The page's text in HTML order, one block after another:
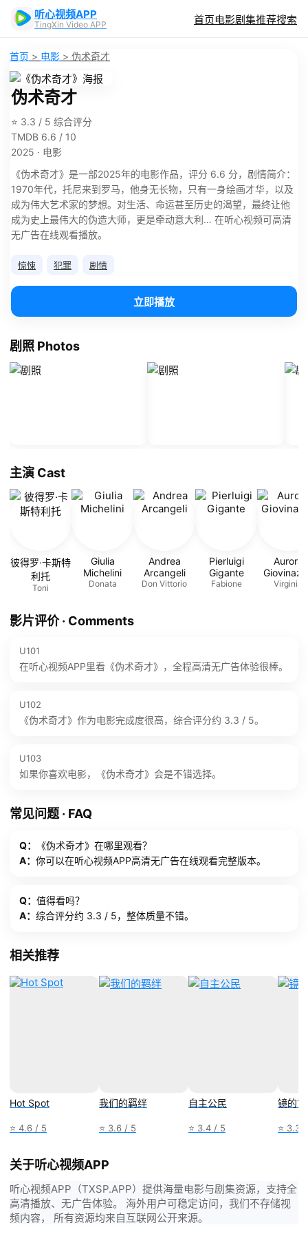
听心视频APP
TingXin Video APP 首页电影剧集推荐搜索
首页 > 电影 > 伪术奇才
伪术奇才
⭐ 3.3 / 5 综合评分
TMDB 6.6 / 10
2025 · 电影
《伪术奇才》是一部2025年的电影作品，评分 6.6 分，剧情简介：
1970年代，托尼来到罗马，他身无长物，只有一身绘画才华，以及
成为伟大艺术家的梦想。对生活、命运甚至历史的渴望，最终让他
成为史上最伟大的伪造大师，更是牵动意大利… 在听心视频可高清
无广告在线观看播放。
惊悚 犯罪 剧情
立即播放
剧照 Photos
主演 Cast
彼得罗·卡斯特
利托
Toni
Giulia
Michelini
Donata
Andrea
Arcangeli
Don Vittorio
Pierluigi
Gigante
Fabione
Aurora
Virginia
影片评价 · Comments
U101
在听心视频APP里看《伪术奇才》，全程高清无广告体验很棒。
U102
《伪术奇才》作为电影完成度很高，综合评分约 3.3 / 5。
U103
如果你喜欢电影，《伪术奇才》会是不错选择。
常见问题 · FAQ
Q：
《伪术奇才》在哪里观看？
A： 你可以在听心视频APP高清无广告在线观看完整版本。
Q： 值得看吗？
A： 综合评分约 3.3 / 5，整体质量不错。
相关推荐
Hot Spot
⭐ 4.6 / 5
我们的羁绊
⭐ 3.6 / 5
自主公民
⭐ 3.4 / 5
镜的
⭐ 3.3
关于听心视频APP
听心视频APP（TXSP.APP）提供海量电影与剧集资源，支持全
高清播放、无广告体验。 海外用户可稳定访问，我们不存储视
频内容， 所有资源均来自互联网公开来源。